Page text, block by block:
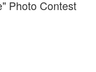
Photo Contest